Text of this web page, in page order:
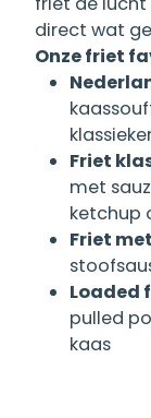
direct wat
Onze friet
Friet
met
ketchup
Friet
Loaded
pulled
kaas